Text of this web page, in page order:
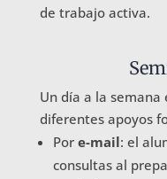
de trabajo activa.
Un día a la semana
diferentes apoyos
Por e-mail: el
consultas al